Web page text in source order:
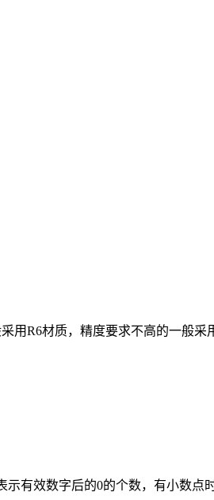
R6材质，精度要求不高的一般采
有效数字后的0的个数，有小数点